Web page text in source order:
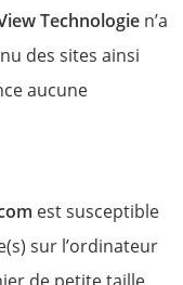
Technologie n’a
des sites ainsi
aucune
est susceptible
sur l’ordinateur
de petite taille,